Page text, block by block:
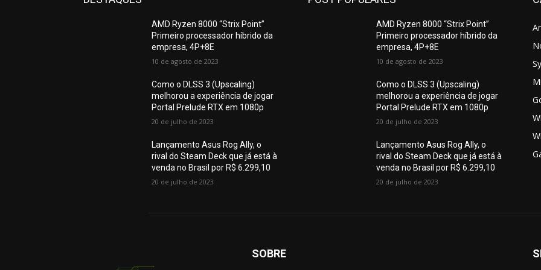
AMD Ryzen 8000 “Strix Point”
Primeiro processador híbrido da
empresa, 4P+8E
10 de agosto de 2023
Como o DLSS 3 (Upscaling)
melhorou a experiência de jogar
Portal Prelude RTX em 1080p
20 de julho de 2023
Lançamento Asus Rog Ally, o
rival do Steam Deck que já está à
venda no Brasil por R$ 6.299,10
20 de julho de 2023
AMD Ryzen 8000 “Strix Point”
Primeiro processador híbrido da
empresa, 4P+8E
10 de agosto de 2023
Como o DLSS 3 (Upscaling)
melhorou a experiência de jogar
Portal Prelude RTX em 1080p
20 de julho de 2023
Lançamento Asus Rog Ally, o
rival do Steam Deck que já está à
venda no Brasil por R$ 6.299,10
20 de julho de 2023
SOBRE